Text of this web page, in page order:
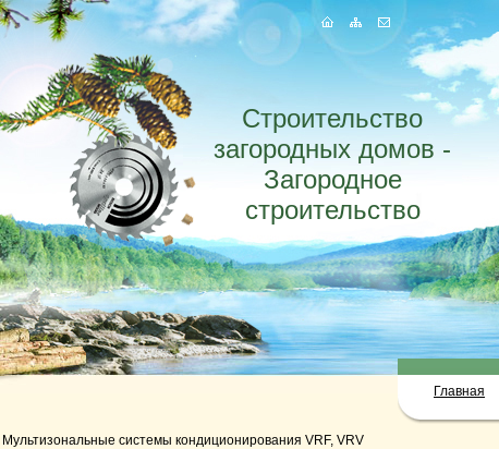
Строительство
загородных домов -
Загородное
строительство
Главная
Мультизональные системы кондиционирования VRF, VRV